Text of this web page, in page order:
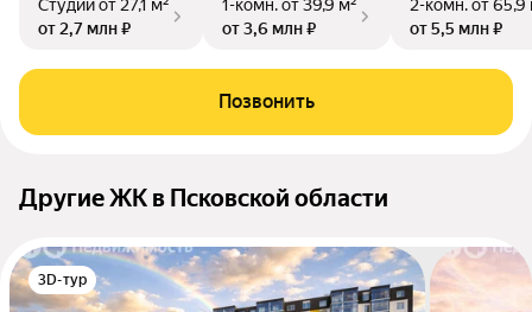
Студииот 27,1 м²
от 2,7 млн ₽
1-комн.от 39,9 м²
от 3,6 млн ₽
2-комн.от 65,9
от 5,5 млн ₽
Позвонить
Другие ЖК в Псковской области
3D-тур